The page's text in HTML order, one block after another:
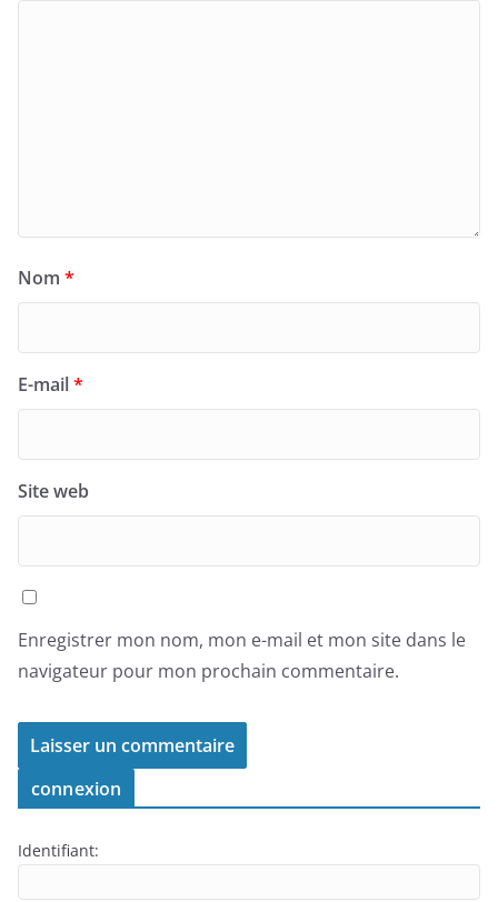
Nom *
E-mail*
Site web
Enregistrer mon nom, mon e-mail et mon site dans le
navigateur pour mon prochain commentaire.
connexion
Identifiant: